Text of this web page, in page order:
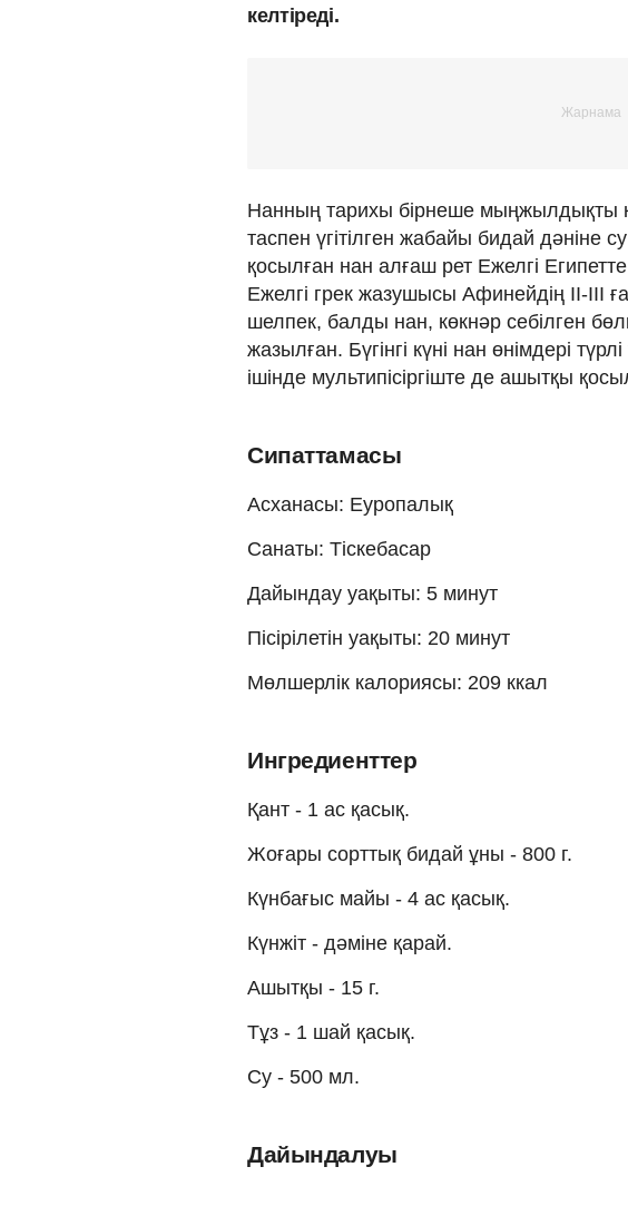
келтіреді.
Нанның тарихы бірнеше мыңжылдықты
таспен үгітілген жабайы бидай дәніне
қосылған нан алғаш рет Ежелгі
Ежелгі грек жазушысы Афинейдің ІІ-
шелпек, балды нан, көкнәр себілген
жазылған. Бүгінгі күні нан өнімдері
ішінде мультипісіргіште де ашытқы
Сипаттамасы
Асханасы: Еуропалық
Санаты: Тіскебасар
Дайындау уақыты: 5 минут
Пісірілетін уақыты: 20 минут
Мөлшерлік калориясы: 209 ккал
Ингредиенттер
Қант - 1 ас қасық.
Жоғары сорттық бидай ұны - 800 г.
Күнбағыс майы - 4 ас қасық.
Күнжіт - дәміне қарай.
Ашытқы - 15 г.
Тұз - 1 шай қасық.
Су - 500 мл.
Дайындалуы